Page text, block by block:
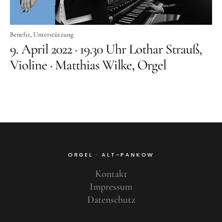
Benefiz
Benefiz Unterstützung
9. April 2022 · 19.30 Uhr Lothar Strauß,
Violine · Matthias Wilke, Orgel
ORGEL · ALT-PANKOW
Kontakt
Impressum
Datenschutz